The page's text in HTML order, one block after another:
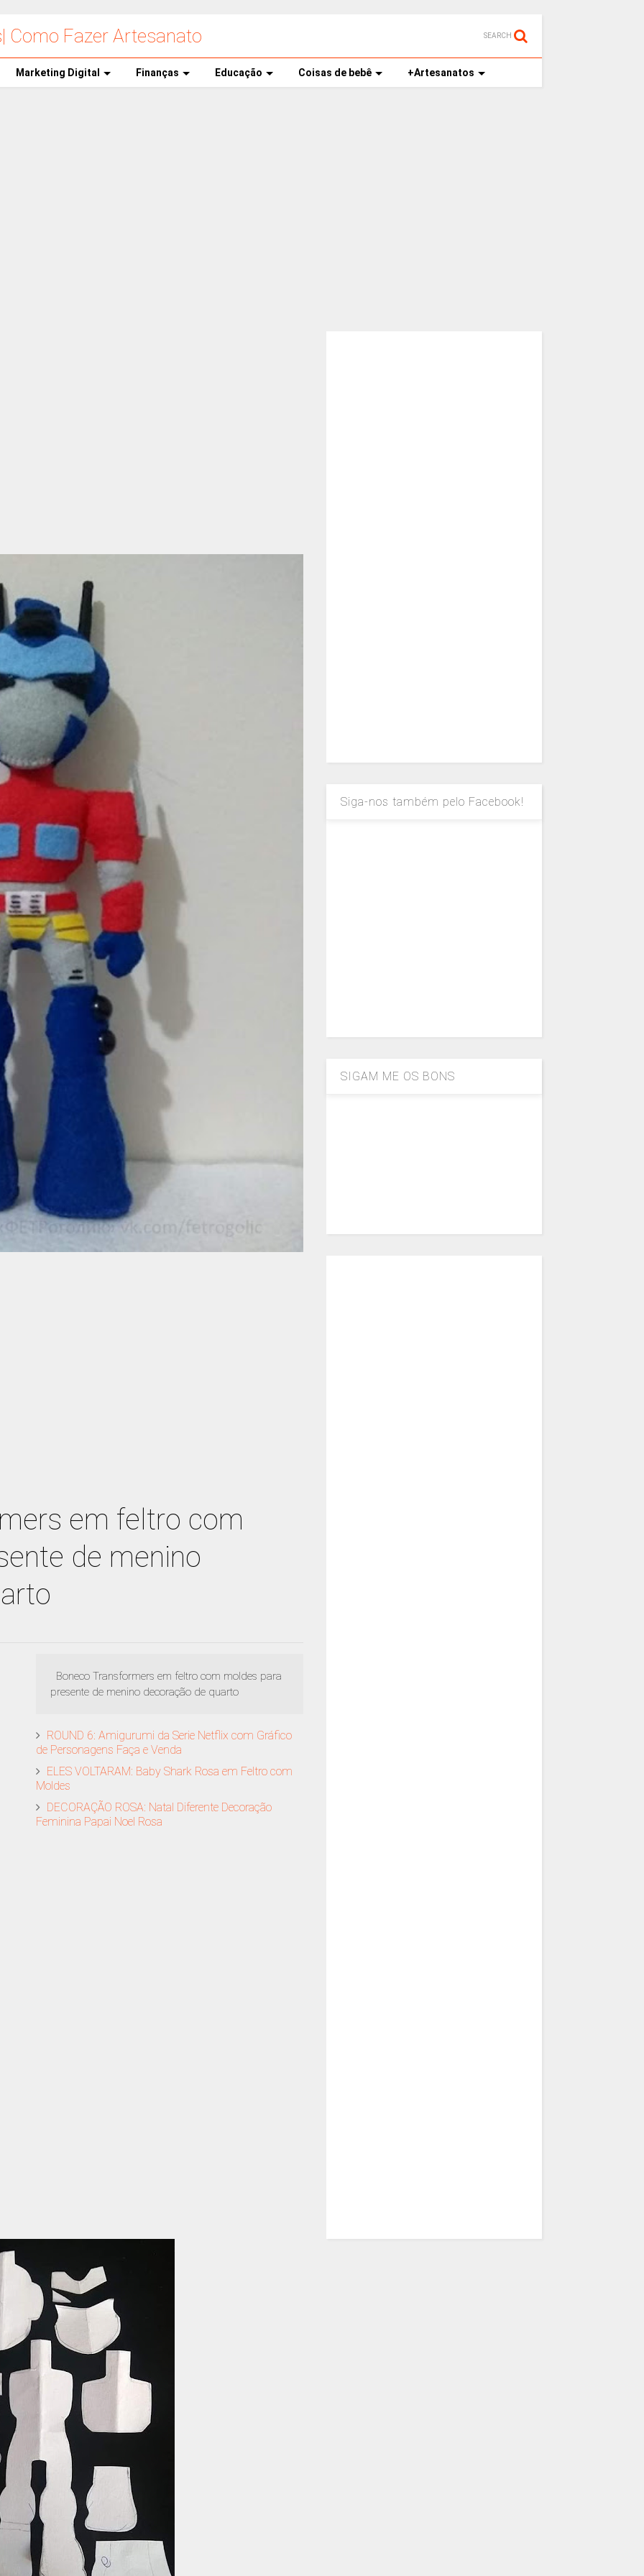
Como Fazer Artesanato SEARCH
Marketing Digital Finanças Educação Coisas de bebê +Artesanatos
em feltro com
de menino
Boneco Transformers em feltro com moldes para
presente de menino decoração de quarto
ROUND 6: Amigurumi da Serie Netflix com Gráfico
de Personagens Faça e Venda
ELES VOLTARAM: Baby Shark Rosa em Feltro com
Moldes
DECORAÇÃO ROSA: Natal Diferente Decoração
Feminina Papai Noel Rosa
Siga-nos também pelo Facebook!
SIGAM ME OS BONS